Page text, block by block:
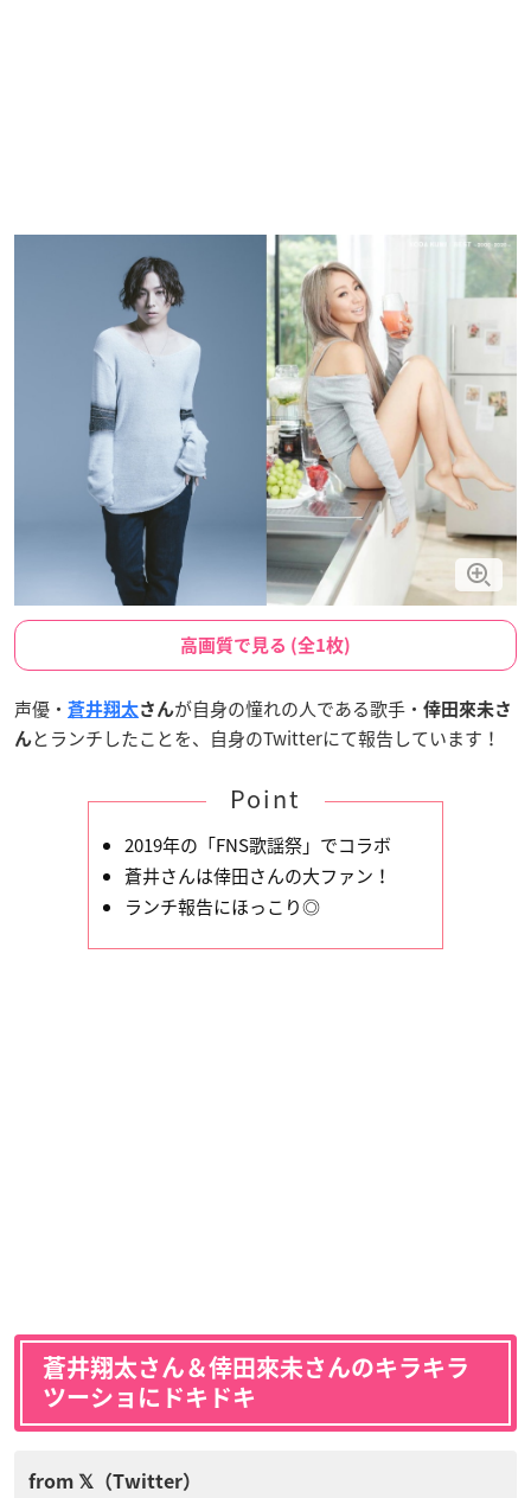
高画質で見る (全1枚)
声優・ 蒼井翔太さんが自身の憧れの人である歌手・ 倖田來未さ
んとランチしたことを、自身のTwitterにて報告しています！
Point
2019年の「FNS歌謡祭」でコラボ
蒼井さんは倖田さんの大ファン！
ランチ報告にほっこり◎
蒼井翔太さん＆倖田來未さんのキラキラ
ツーショにドキドキ